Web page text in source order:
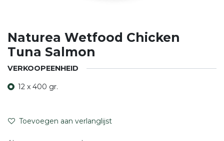
Naturea Wetfood Chicken
Tuna Salmon
VERKOOPEENHEID
12 x 400 gr.
Toevoegen aan verlanglijst